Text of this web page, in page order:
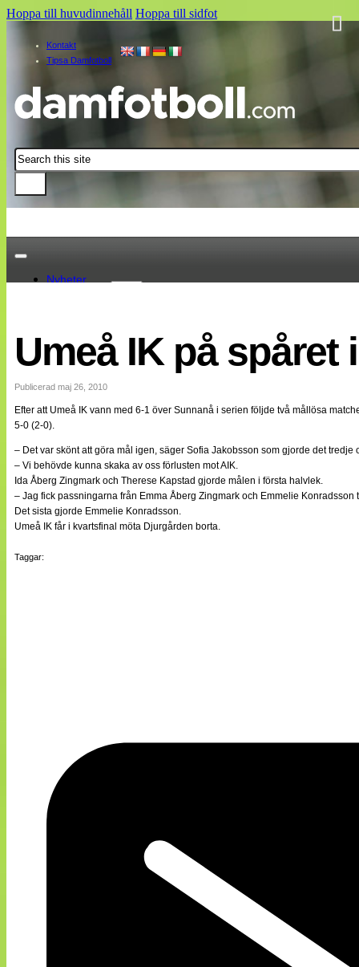
Hoppa till huvudinnehåll Hoppa till sidfot
Kontakt
Tipsa Damfotboll
Sök
Nyheter
Landslaget
EM 2013
Internationellt
Bildreportage
Bloggar
Lagen
Webb-TV
Medlemsbilder
Till klubbkassan
NÄTverket
Split vision
Om oss
Umeå IK på spåret
Publicerad maj 26, 2010
Efter att Umeå IK vann med 6-1 över Sunnanå i serien följde två mållösa
5-0 (2-0).
– Det var skönt att göra mål igen, säger Sofia Jakobsson som gjorde det tredje
– Vi behövde kunna skaka av oss förlusten mot AIK.
Ida Åberg Zingmark och Therese Kapstad gjorde målen i första halvlek.
– Jag fick passningarna från Emma Åberg Zingmark och Emmelie Konradsson
Det sista gjorde Emmelie Konradsson.
Umeå IK får i kvartsfinal möta Djurgården borta.
Taggar: